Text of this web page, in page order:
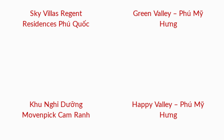
Sky Villas Regent
Residences Phú Quốc
Green Valley – Phú Mỹ
Hưng
Khu Nghỉ Dưỡng
Movenpick Cam Ranh
Happy Valley – Phú Mỹ
Hưng